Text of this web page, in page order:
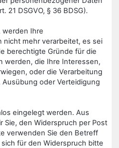
21 DSGVO, § 36 BDSG).
werden Ihre
mehr verarbeitet, es sei
berechtigte Gründe für die
werden, die Ihre Interessen,
oder die Verarbeitung
oder Verteidigung
eingelegt werden. Aus
Sie, den Widerspruch per Post
verwenden Sie den Betreff
sich für den Widerspruch bitte